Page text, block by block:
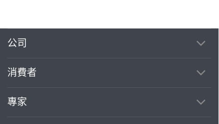
公司
消費者
專家